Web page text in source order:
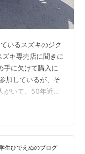
いるスズキのジク
キ専売店に聞きに
手に欠けて購入に
加しているが、そ
がいて、50年近く
その店のジクサ
は2021年で、走行
の縁だろうと来店
ょっと傷んでいる
生ひでえぬのブログ